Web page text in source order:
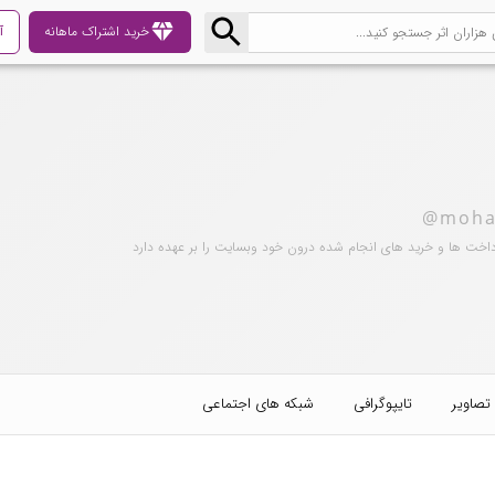
diamondخرید اشتراک ماهانه
ها و خرید های انجام شده درون خود وبسایت را بر عهده دارد
تصاویر تایپوگرافی شبکه های اجتماعی